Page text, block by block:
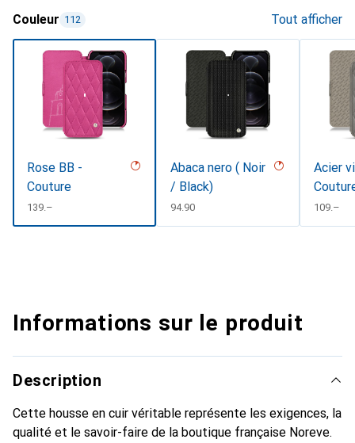
Couleur 112 Tout afficher
Rose BB -
Couture
CHF
139.–
Abaca nero ( Noir
/ Black)
CHF
94.90
Acier
CHF
109.–
Informations sur le produit
Description
Cette housse en cuir véritable représente les exigences, la
qualité et le savoir-faire de la boutique française Noreve.